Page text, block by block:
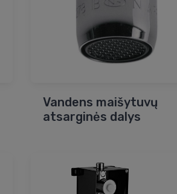
Vandens maišytuvų
atsarginės dalys